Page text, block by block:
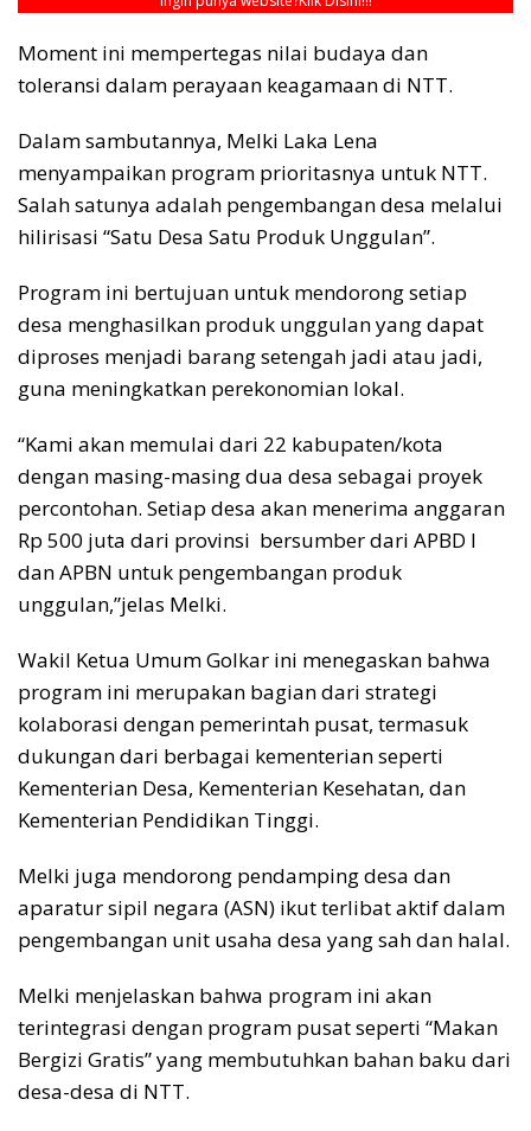
Moment ini mempertegas nilai budaya dan
toleransi dalam perayaan keagamaan di NTT.
Dalam sambutannya, Melki Laka Lena
menyampaikan program prioritasnya untuk NTT.
Salah satunya adalah pengembangan desa melalui
hilirisasi “Satu Desa Satu Produk Unggulan”.
Program ini bertujuan untuk mendorong setiap
desa menghasilkan produk unggulan yang dapat
diproses menjadi barang setengah jadi atau jadi,
guna meningkatkan perekonomian lokal.
“Kami akan memulai dari 22 kabupaten/kota
dengan masing-masing dua desa sebagai proyek
percontohan. Setiap desa akan menerima anggaran
Rp 500 juta dari provinsi bersumber dari APBD I
dan APBN untuk pengembangan produk
unggulan,”jelas Melki.
Wakil Ketua Umum Golkar ini menegaskan bahwa
program ini merupakan bagian dari strategi
kolaborasi dengan pemerintah pusat, termasuk
dukungan dari berbagai kementerian seperti
Kementerian Desa, Kementerian Kesehatan, dan
Kementerian Pendidikan Tinggi.
Melki juga mendorong pendamping desa dan
aparatur sipil negara (ASN) ikut terlibat aktif dalam
pengembangan unit usaha desa yang sah dan halal.
Melki menjelaskan bahwa program ini akan
terintegrasi dengan program pusat seperti “Makan
Bergizi Gratis” yang membutuhkan bahan baku dari
desa-desa di NTT.